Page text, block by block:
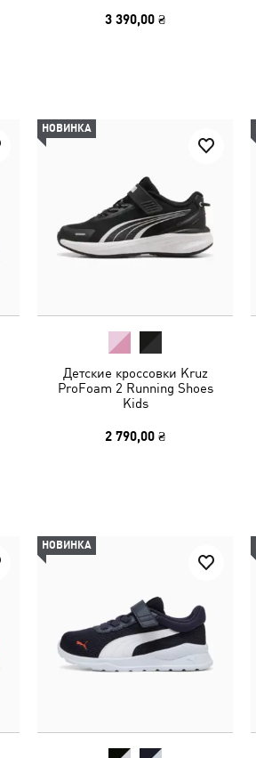
3 390,00 ₴
НОВИНКА
Детские кроссовки Kruz
ProFoam 2 Running Shoes
Kids
2 790,00 ₴
НОВИНКА